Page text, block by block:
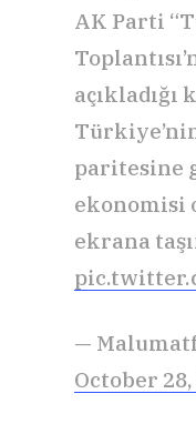
AK Parti
açıkladığı
paritesine
ekonomisi
ekrana
—
October 28,